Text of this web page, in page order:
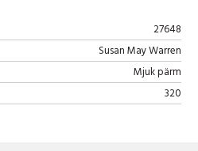
27648
Susan May Warren
Mjuk pärm
320